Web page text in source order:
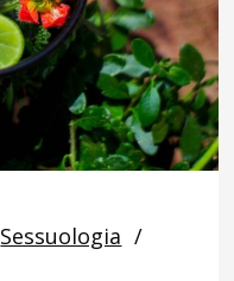
Sessuologia